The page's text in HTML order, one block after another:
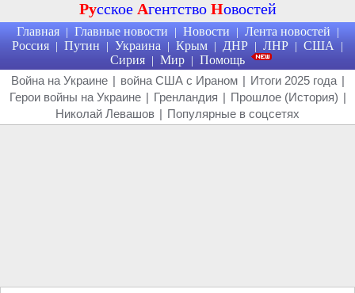
Русское Агентство Новостей
Главная | Главные новости | Новости | Лента новостей |
Россия | Путин | Украина | Крым | ДНР | ЛНР | США |
Сирия | Мир | Помощь
Война на Украине | война США с Ираном | Итоги 2025 года |
Герои войны на Украине | Гренландия | Прошлое (История) |
Николай Левашов | Популярные в соцсетях